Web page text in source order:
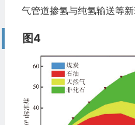
气管道掺氢与纯氢输送等新
图4